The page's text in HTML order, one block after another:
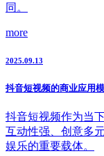
同。
more
2025.09.13
抖音短视频的商业应用
抖音短视频作为当
互动性强、创意多
娱乐的重要载体。